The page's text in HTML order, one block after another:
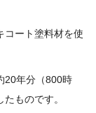
コート塗料材を使
20年分（800時
ものです。